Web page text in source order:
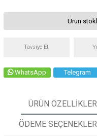
Ürün
Tavsiye Et
WhatsApp Telegram
ÜRÜN
ÖDEME